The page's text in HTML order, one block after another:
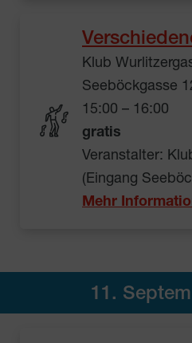
Klub
Seeböckgasse
15:00 – 16:00
gratis
Veranstalter:
(Eingang
Mehr
11.